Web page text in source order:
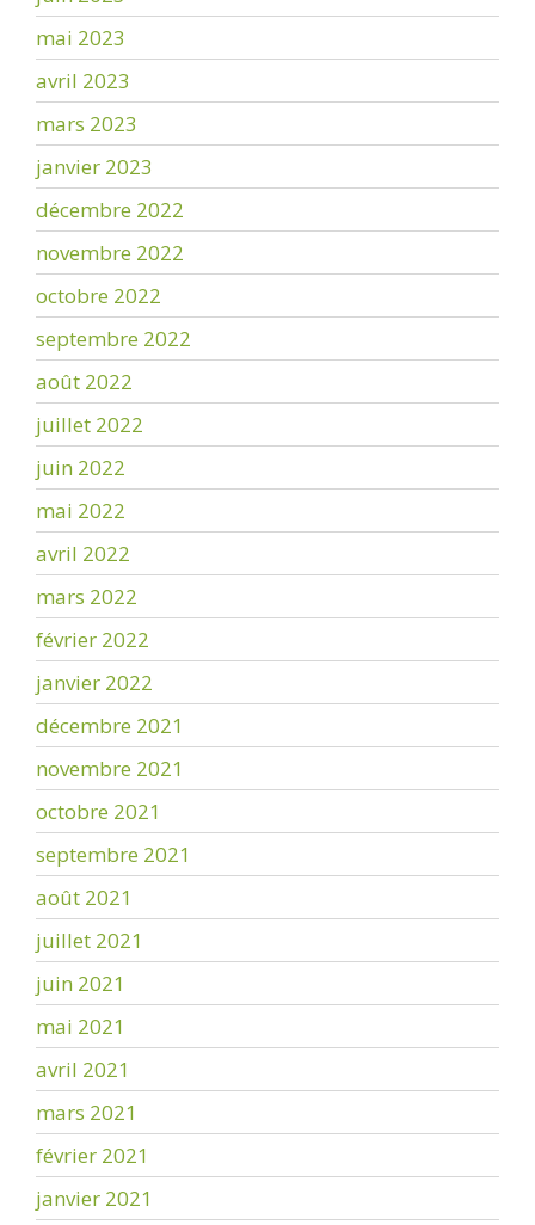
mai 2023
avril 2023
mars 2023
janvier 2023
décembre 2022
novembre 2022
octobre 2022
septembre 2022
août 2022
juillet 2022
juin 2022
mai 2022
avril 2022
mars 2022
février 2022
janvier 2022
décembre 2021
novembre 2021
octobre 2021
septembre 2021
août 2021
juillet 2021
juin 2021
mai 2021
avril 2021
mars 2021
février 2021
janvier 2021